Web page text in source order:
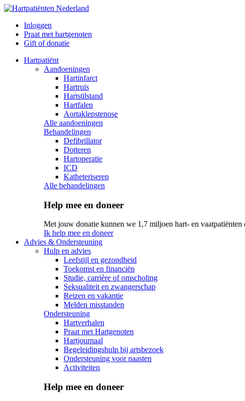
Inloggen
Praat met hartgenoten
Gift of donatie
Hartpatiënt
Aandoeningen
Hartinfarct
Hartruis
Hartstilstand
Hartfalen
Aortaklepstenose
Alle aandoeningen
Behandelingen
Defibrillator
Dotteren
Hartoperatie
ICD
Katheteriseren
Alle behandelingen
Help mee en doneer
Met jouw donatie kunnen we 1,7 miljoen hart- en
Ik help mee en doneer
Advies & Ondersteuning
Hulp en advies
Leefstijl en gezondheid
Toekomst en financiën
Studie, carrière of omscholing
Seksualiteit en zwangerschap
Reizen en vakantie
Melden misstanden
Ondersteuning
Hartverhalen
Praat met Hartgenoten
Hartjournaal
Begeleidingshulp bij artsbezoek
Ondersteuning voor naasten
Activiteiten
Help mee en doneer